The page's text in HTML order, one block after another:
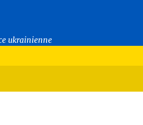
ukrainienne